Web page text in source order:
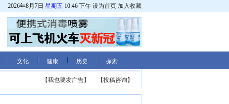
2026年8月7日 星期五 10:46 下午 设为首页 加入收藏
文化 健康 历史 探索
【投稿咨询】
【我也要发广告】